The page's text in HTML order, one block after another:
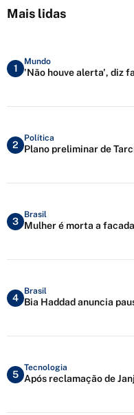
Mais lidas
1
Mundo
'Não houve alerta', diz
2
Política
Plano preliminar de
3
Brasil
Mulher é morta a
4
Brasil
Bia Haddad anuncia
5
Tecnologia
Após reclamação de